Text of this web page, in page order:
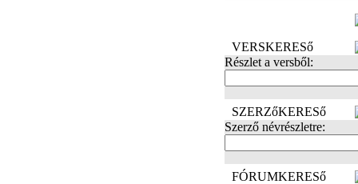
VERSKERESő
Részlet a versből:
SZERZőKERESő
Szerző névrészletre:
FÓRUMKERESő